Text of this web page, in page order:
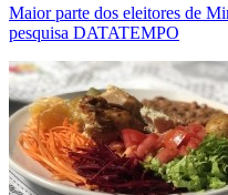
Maior parte dos eleitores de
pesquisa DATATEMPO